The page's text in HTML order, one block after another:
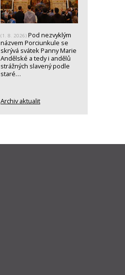
(1. 8. 2026) Pod nezvyklým
názvem Porciunkule se
skrývá svátek Panny Marie
Andělské a tedy i andělů
strážných slavený podle
staré…
Archiv aktualit